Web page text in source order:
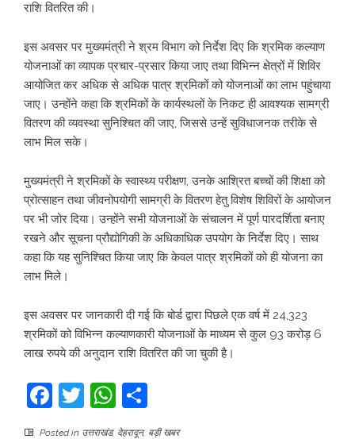
राशि वितरित की।
इस अवसर पर मुख्यमंत्री ने श्रम विभाग को निर्देश दिए कि श्रमिक कल्याण
योजनाओं का व्यापक प्रचार-प्रसार किया जाए तथा विभिन्न क्षेत्रों में शिविर
आयोजित कर अधिक से अधिक पात्र श्रमिकों को योजनाओं का लाभ पहुंचाया
जाए। उन्होंने कहा कि श्रमिकों के कार्यस्थलों के निकट ही आवश्यक सामग्री
वितरण की व्यवस्था सुनिश्चित की जाए, जिससे उन्हें सुविधाजनक तरीके से
लाभ मिल सके।
मुख्यमंत्री ने श्रमिकों के स्वास्थ्य परीक्षण, उनके आश्रित बच्चों की शिक्षा को
प्रोत्साहन तथा जीवनोपयोगी सामग्री के वितरण हेतु विशेष शिविरों के आयोजन
पर भी जोर दिया। उन्होंने सभी योजनाओं के संचालन में पूर्ण पारदर्शिता बनाए
रखने और सूचना प्रौद्योगिकी के अधिकाधिक उपयोग के निर्देश दिए। साथ
कहा कि यह सुनिश्चित किया जाए कि केवल पात्र श्रमिकों को ही योजना का
लाभ मिले।
इस अवसर पर जानकारी दी गई कि बोर्ड द्वारा पिछले एक वर्ष में 24,323
श्रमिकों को विभिन्न कल्याणकारी योजनाओं के माध्यम से कुल 93 करोड़ 6
लाख रुपये की अनुदान राशि वितरित की जा चुकी है।
Facebook
TwitterWhatsApp
Posted in उत्तराखंड, देहरादून, बड़ी खबर